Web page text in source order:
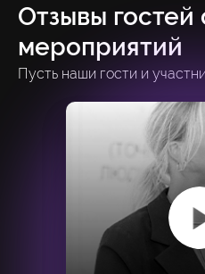
Отзывы
мероприятий
Пусть наши гости и